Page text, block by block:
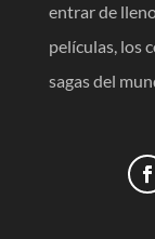
entrar de
películas, los
sagas del